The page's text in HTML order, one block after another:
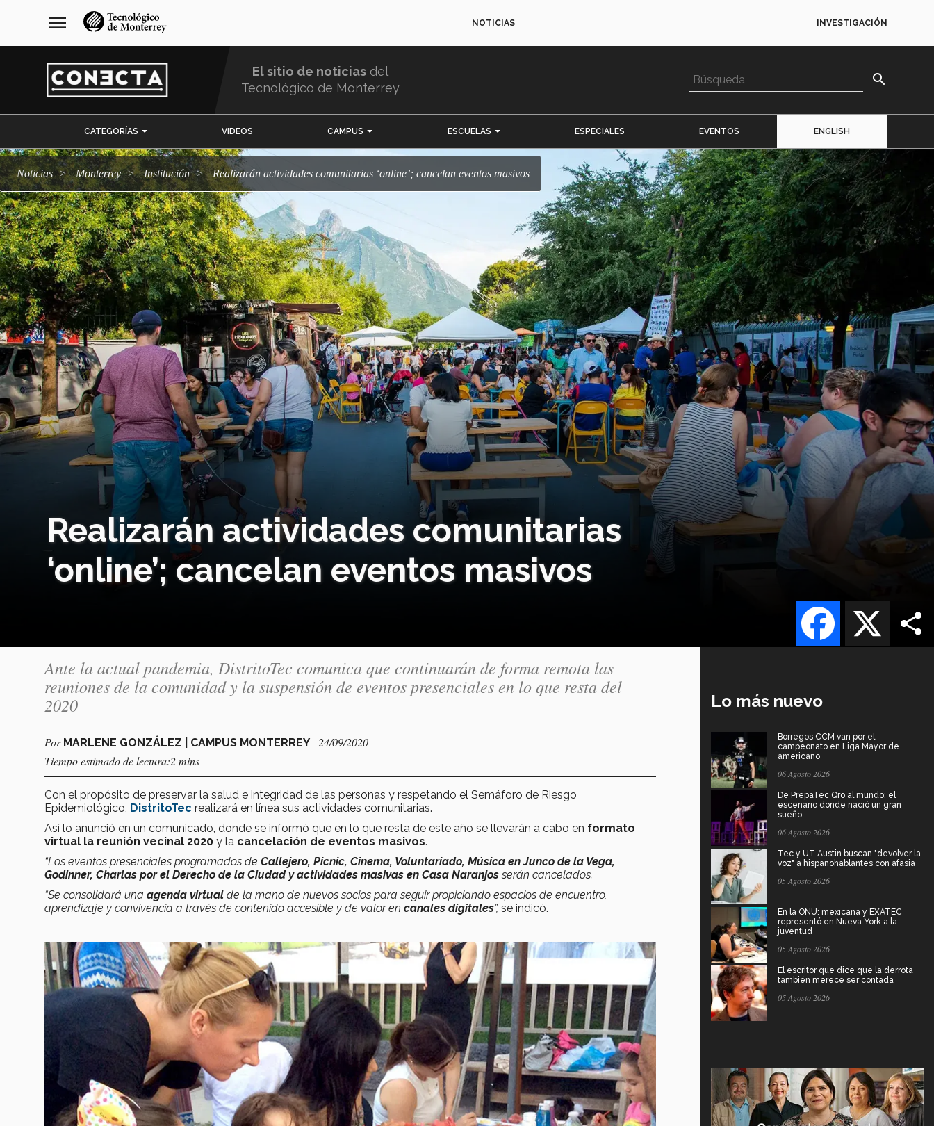
navegación
principal
menu NOTICIAS INVESTIGACIÓN
El sitio de noticias del
Tecnológico de Monterrey
search
CATEGORÍAS VIDEOS CAMPUS ESCUELAS ESPECIALES EVENTOS ENGLISH
Noticias Monterrey Institución Realizarán actividades comunitarias ‘online’; cancelan eventos masivos
Realizarán actividades comunitarias
‘online’; cancelan eventos masivos
X
Facebook
Ante la actual pandemia, DistritoTec comunica que continuarán de forma remota las
reuniones de la comunidad y la suspensión de eventos presenciales en lo que resta del
2020
Por MARLENE GONZÁLEZ | CAMPUS MONTERREY- 24/09/2020
Tiempo estimado de lectura:2 mins
Con el propósito de preservar la salud e integridad de las personas y respetando el Semáforo de Riesgo
Epidemiológico, DistritoTec realizará en línea sus actividades comunitarias.
Así lo anunció en un comunicado, donde se informó que en lo que resta de este año se llevarán a cabo en formato
virtual la reunión vecinal 2020 y la cancelación de eventos masivos.
“Los eventos presenciales programados de Callejero, Picnic, Cinema, Voluntariado, Música en Junco de la Vega,
Godinner, Charlas por el Derecho de la Ciudad y actividades masivas en Casa Naranjosserán cancelados.
“Se consolidará una agenda virtual de la mano de nuevos socios para seguir propiciando espacios de encuentro,
aprendizaje y convivencia a través de contenido accesible y de valor en canales digitales”, se indicó.
Lo más nuevo
Borregos CCM van por el
campeonato en Liga Mayor de
americano
06 Agosto 2026
De PrepaTec Qro al mundo: el
escenario donde nació un gran
sueño
06 Agosto 2026
Tec y UT Austin buscan "devolver la
voz" a hispanohablantes con afasia
05 Agosto 2026
En la ONU: mexicana y EXATEC
representó en Nueva York a la
juventud
05 Agosto 2026
El escritor que dice que la derrota
también merece ser contada
05 Agosto 2026